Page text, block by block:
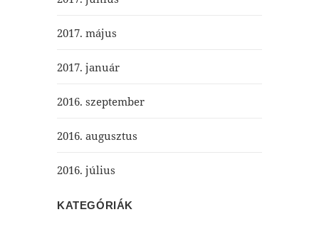
2017. május
2017. január
2016. szeptember
2016. augusztus
2016. július
KATEGÓRIÁK